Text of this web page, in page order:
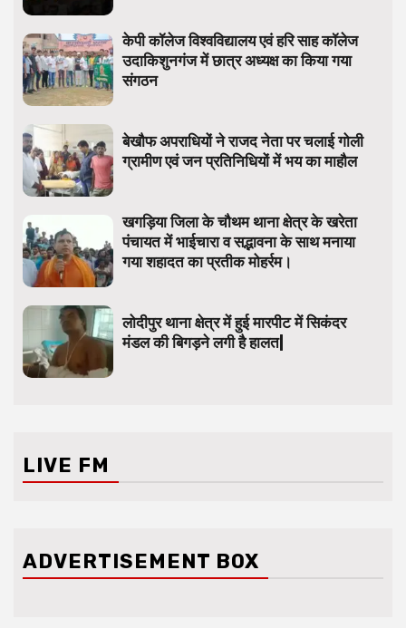
केपी कॉलेज विश्वविद्यालय एवं हरि साह कॉलेज
उदाकिशुनगंज में छात्र अध्यक्ष का किया गया
संगठन
बेखौफ अपराधियों ने राजद नेता पर चलाई गोली
ग्रामीण एवं जन प्रतिनिधियों में भय का माहौल
खगड़िया जिला के चौथम थाना क्षेत्र के खरेता
पंचायत में भाईचारा व सद्भावना के साथ मनाया
गया शहादत का प्रतीक मोहर्रम।
लोदीपुर थाना क्षेत्र में हुई मारपीट में सिकंदर
मंडल की बिगड़ने लगी है हालत|
LIVE FM
ADVERTISEMENT BOX